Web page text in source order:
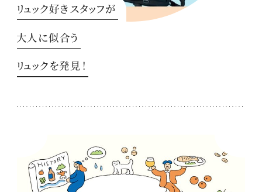
リュック好きスタッフが
大人に似合う
リュックを発見！